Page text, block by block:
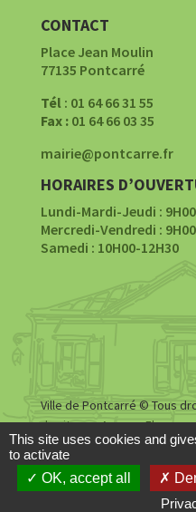
CONTACT
Place Jean Moulin
77135 Pontcarré
Tél : 01 64 66 31 55
Fax :01 64 66 03 35
mairie@pontcarre.fr
HORAIRES
Lundi-Mardi-Jeudi :
Mercredi-Vendredi :
Samedi : 10H00-12H30
Ville de Pontcarré © Tous
du site par Agence Fluence
Accessibilité|
This site uses cookies and
to activate
OK, accept all